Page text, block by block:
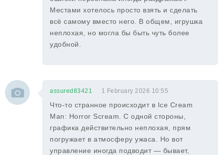
Местами хотелось просто взять и сделать
всё самому вместо него. В общем, игрушка
неплохая, но могла бы быть чуть более
удобной.
assured83421 1 February 2026 10:55
Что-то странное происходит в Ice Cream
Man: Horror Scream. С одной стороны,
графика действительно неплохая, прям
погружает в атмосферу ужаса. Но вот
управление иногда подводит — бывает,